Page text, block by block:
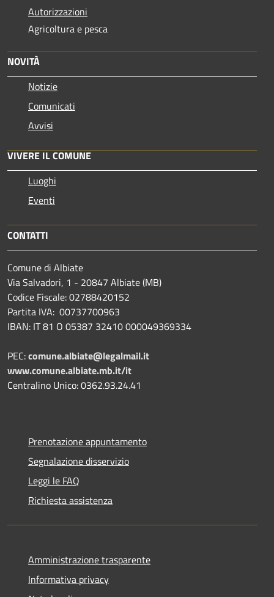
Autorizzazioni
Agricoltura e pesca
NOVITÀ
Notizie
Comunicati
Avvisi
VIVERE IL COMUNE
Luoghi
Eventi
CONTATTI
Comune di Albiate
Via Salvadori, 1 - 20847 Albiate (MB)
Codice Fiscale: 02788420152
Partita IVA: 00737700963
IBAN: IT 81 O 05387 32410 000049369334
PEC:comune.albiate@legalmail.it
www.comune.albiate.mb.it/it
Centralino Unico: 0362.93.24.41
Prenotazione appuntamento
Segnalazione disservizio
Leggi le FAQ
Richiesta assistenza
Amministrazione trasparente
Informativa privacy